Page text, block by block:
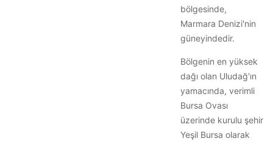
bölgesinde,
Marmara Denizi'nin
güneyindedir.
Bölgenin en yüksek
dağı olan Uludağ'ın
yamacında, verimli
Bursa Ovası
üzerinde kurulu şehir
Yeşil Bursa olarak